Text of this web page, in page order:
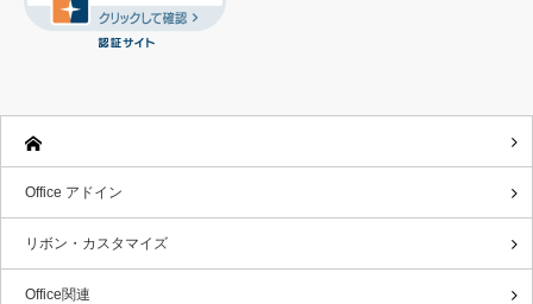
Office アドイン
リボン・カスタマイズ
Office関連